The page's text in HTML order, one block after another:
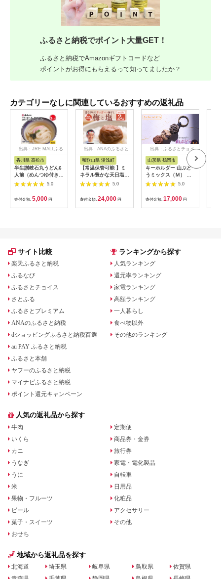
ふるさと納税でポイント大量GET！
ふるさと納税でAmazonギフトコードなど
ポイントがお得にもらえるって知ってましたか？
カテゴリーなしに関連しているおすすめの返礼品
出典：JRE MALLふる
さと納税
香川県 高松市
半生讃岐石丸うどん6
人前（めんつゆ付き）
麺300g×2袋
5.0
寄付金額: 5,000 円
出典：ANAのふるさと
和歌山県 湯浅町
【常温保管可能 】ミ
ネラル豊かな天日塩だ
けで漬けた無添加梅干
し2kg 梅ボーイズ｜
B201_EP6024
5.0
寄付金額: 24,000 円
出典：ふるさとチョイ
山形県 鶴岡市
キーホルダー 山ぶど
うミックス（Ｍ） 山
形県鶴岡市 アトリエ
かおる | 山葡萄 雑貨
キーホルダー ギフト
贈り物 お取り寄せ 返
礼品
5.0
寄付金額: 17,000 円
サイト比較
楽天ふるさと納税
ふるなび
ふるさとチョイス
さとふる
ふるさとプレミアム
ANAのふるさと納税
dショッピングふるさと納税百選
au PAY ふるさと納税
ふるさと本舗
ヤフーのふるさと納税
マイナビふるさと納税
ポイント還元キャンペーン
ランキングから探す
人気ランキング
還元率ランキング
家電ランキング
高額ランキング
一人暮らし
食べ物以外
その他のランキング
人気の返礼品から探す
牛肉
いくら
カニ
うなぎ
うに
米
果物・フルーツ
ビール
菓子・スイーツ
おせち
定期便
商品券・金券
旅行券
家電・電化製品
自転車
日用品
化粧品
アクセサリー
その他
地域から返礼品を探す
北海道
埼玉県
岐阜県
鳥取県
佐賀県